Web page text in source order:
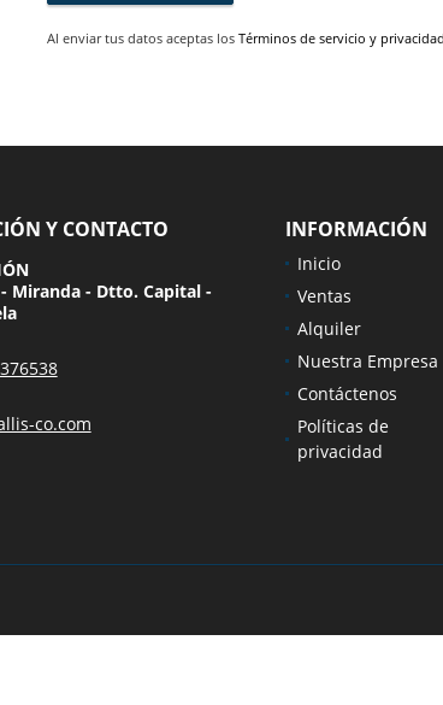
Al enviar tus datos aceptas los Términos de servicio y privacidad
Y CONTACTO
- Miranda - Dtto. Capital -
co.com
INFORMACIÓN
Inicio
Ventas
Alquiler
Nuestra Empresa
Contáctenos
Políticas de
privacidad